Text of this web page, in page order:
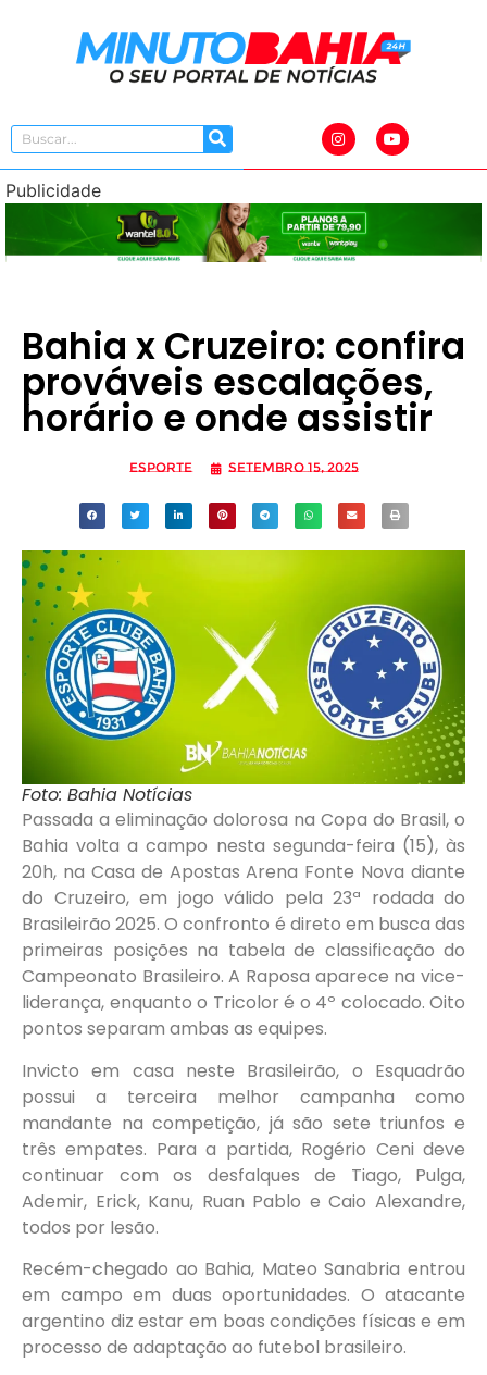
Publicidade
Bahia x Cruzeiro: confira
prováveis escalações,
horário e onde assistir
Esporte setembro 15, 2025
Foto: Bahia Notícias
Passada a eliminação dolorosa na Copa do Brasil, o
Bahia volta a campo nesta segunda-feira (15), às
20h, na Casa de Apostas Arena Fonte Nova diante
do Cruzeiro, em jogo válido pela 23ª rodada do
Brasileirão 2025. O confronto é direto em busca das
primeiras posições na tabela de classificação do
Campeonato Brasileiro. A Raposa aparece na vice-
liderança, enquanto o Tricolor é o 4º colocado. Oito
pontos separam ambas as equipes.
Invicto em casa neste Brasileirão, o Esquadrão
possui a terceira melhor campanha como
mandante na competição, já são sete triunfos e
três empates. Para a partida, Rogério Ceni deve
continuar com os desfalques de Tiago, Pulga,
Ademir, Erick, Kanu, Ruan Pablo e Caio Alexandre,
todos por lesão.
Recém-chegado ao Bahia, Mateo Sanabria entrou
em campo em duas oportunidades. O atacante
argentino diz estar em boas condições físicas e em
processo de adaptação ao futebol brasileiro.